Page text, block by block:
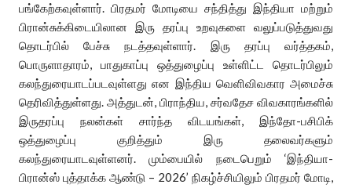
பங்கேற்கவுள்ளார். பிரதமர் மோடியை சந்தித்து இந்தியா மற்றும்
பிரான்சுக்கிடையிலான இரு தரப்பு உறவுகளை வலுப்படுத்துவது
தொடர்பில் பேச்சு நடத்தவுள்ளார். இரு தரப்பு வர்த்தகம்,
பொருளாதாரம், பாதுகாப்பு ஒத்துழைப்பு உள்ளிட்ட தொடர்பிலும்
கலந்துரையாடப்படவுள்ளது என இந்திய வெளிவிவகார அமைச்சு
தெரிவித்துள்ளது. அத்துடன், பிராந்திய, சர்வதேச விவகாரங்களில்
இருதரப்பு நலன்கள் சார்ந்த விடயங்கள், இந்தோ-பசிபிக்
ஒத்துழைப்பு குறித்தும் இரு தலைவர்களும்
கலந்துரையாடவுள்ளனர். மும்பையில் நடைபெறும் ‘இந்தியா-
பிரான்ஸ் புத்தாக்க ஆண்டு – 2026’ நிகழ்ச்சியிலும் பிரதமர் மோடி,